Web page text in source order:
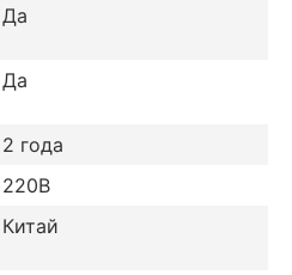
Да
Да
2 года
220В
Китай